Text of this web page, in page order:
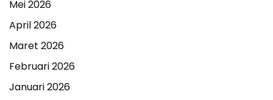
Mei 2026
April 2026
Maret 2026
Februari 2026
Januari 2026